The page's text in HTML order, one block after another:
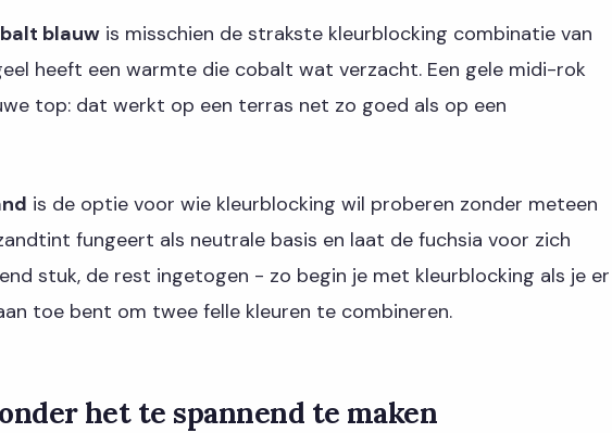
blauw is misschien de strakste kleurblocking combinatie van
heeft een warmte die cobalt wat verzacht. Een gele midi-rok
top: dat werkt op een terras net zo goed als op een
is de optie voor wie kleurblocking wil proberen zonder meteen
fungeert als neutrale basis en laat de fuchsia voor zich
stuk, de rest ingetogen - zo begin je met kleurblocking als je er
toe bent om twee felle kleuren te combineren.
het te spannend te maken